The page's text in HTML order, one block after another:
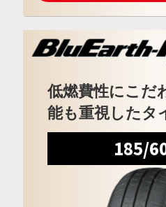
低燃費性にこだ
能も重視したタ
185/